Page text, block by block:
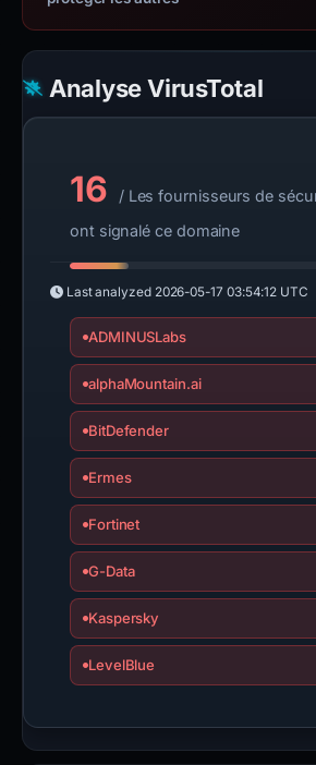
Analyse VirusTotal
16
/ Les fournisseurs de
ont signalé ce domaine
Last analyzed 2026-05-17 03:54:12 UTC
ADMINUSLabs
alphaMountain.ai
BitDefender
Ermes
Fortinet
G-Data
Kaspersky
LevelBlue